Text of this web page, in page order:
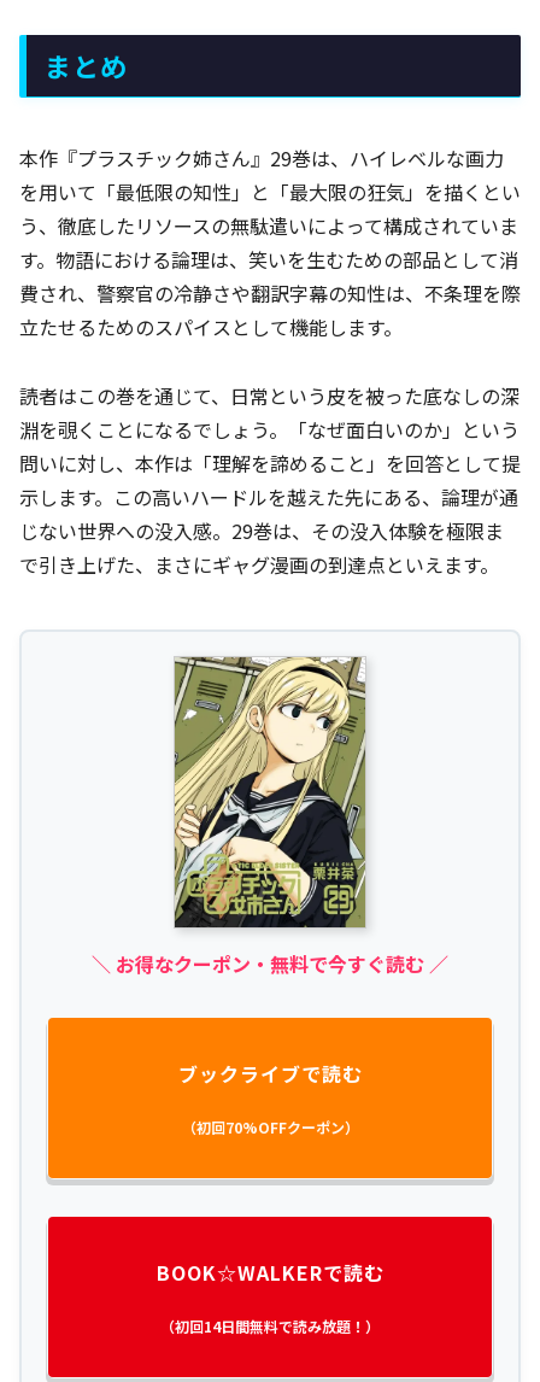
まとめ
本作『プラスチック姉さん』29巻は、ハイレベルな画力
を用いて「最低限の知性」と「最大限の狂気」を描くとい
う、徹底したリソースの無駄遣いによって構成されていま
す。物語における論理は、笑いを生むための部品として消
費され、警察官の冷静さや翻訳字幕の知性は、不条理を際
立たせるためのスパイスとして機能します。
読者はこの巻を通じて、日常という皮を被った底なしの深
淵を覗くことになるでしょう。「なぜ面白いのか」という
問いに対し、本作は「理解を諦めること」を回答として提
示します。この高いハードルを越えた先にある、論理が通
じない世界への没入感。29巻は、その没入体験を極限ま
で引き上げた、まさにギャグ漫画の到達点といえます。
＼ お得なクーポン・無料で今すぐ読む ／
ブックライブで読む
（初回70%OFFクーポン）
BOOK☆WALKERで読む
（初回14日間無料で読み放題！）